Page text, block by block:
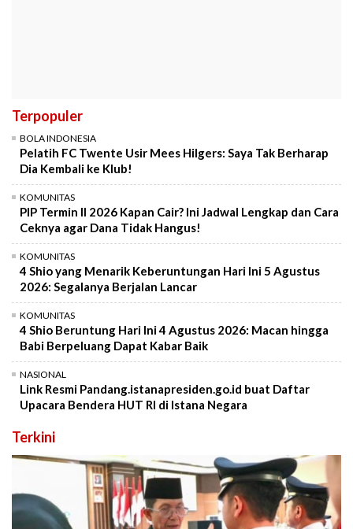
Terpopuler
BOLA INDONESIA
Pelatih FC Twente Usir Mees Hilgers: Saya Tak Berharap
Dia Kembali ke Klub!
KOMUNITAS
PIP Termin II 2026 Kapan Cair? Ini Jadwal Lengkap dan Cara
Ceknya agar Dana Tidak Hangus!
KOMUNITAS
4 Shio yang Menarik Keberuntungan Hari Ini 5 Agustus
2026: Segalanya Berjalan Lancar
KOMUNITAS
4 Shio Beruntung Hari Ini 4 Agustus 2026: Macan hingga
Babi Berpeluang Dapat Kabar Baik
NASIONAL
Link Resmi Pandang.istanapresiden.go.id buat Daftar
Upacara Bendera HUT RI di Istana Negara
Terkini